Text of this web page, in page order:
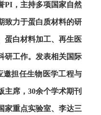
PI ，主持多项国家自然
致力于蛋白质材料的研
蛋白材料加工、再生医
研工作。发表相关国际
邀担任生物医学工程与
主席， 30余个学术期刊
家重点实验室、李达三